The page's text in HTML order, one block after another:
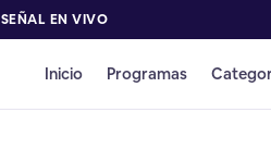
SEÑAL EN VIVO
Inicio Programas